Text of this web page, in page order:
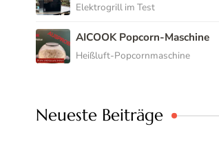
Elektrogrill im Test
AICOOK Popcorn-Maschine
Heißluft-Popcornmaschine
Neueste Beiträge